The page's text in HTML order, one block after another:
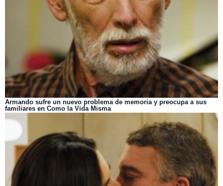
Armando sufre un nuevo problema de memoria y preocupa a sus
familiares en Como la Vida Misma